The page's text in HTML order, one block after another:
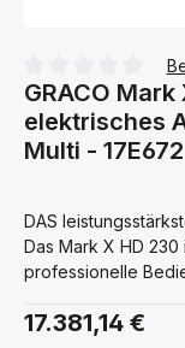
Durchschnittliche
GRACO
elektrisches
Multi - 17E672
DAS
Das Mark X HD
professionelle
Regulärer Preis:
17.381,14 €